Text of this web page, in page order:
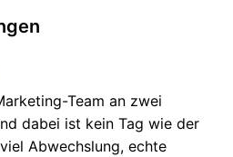
Team an zwei
dabei ist kein Tag wie der
Abwechslung, echte